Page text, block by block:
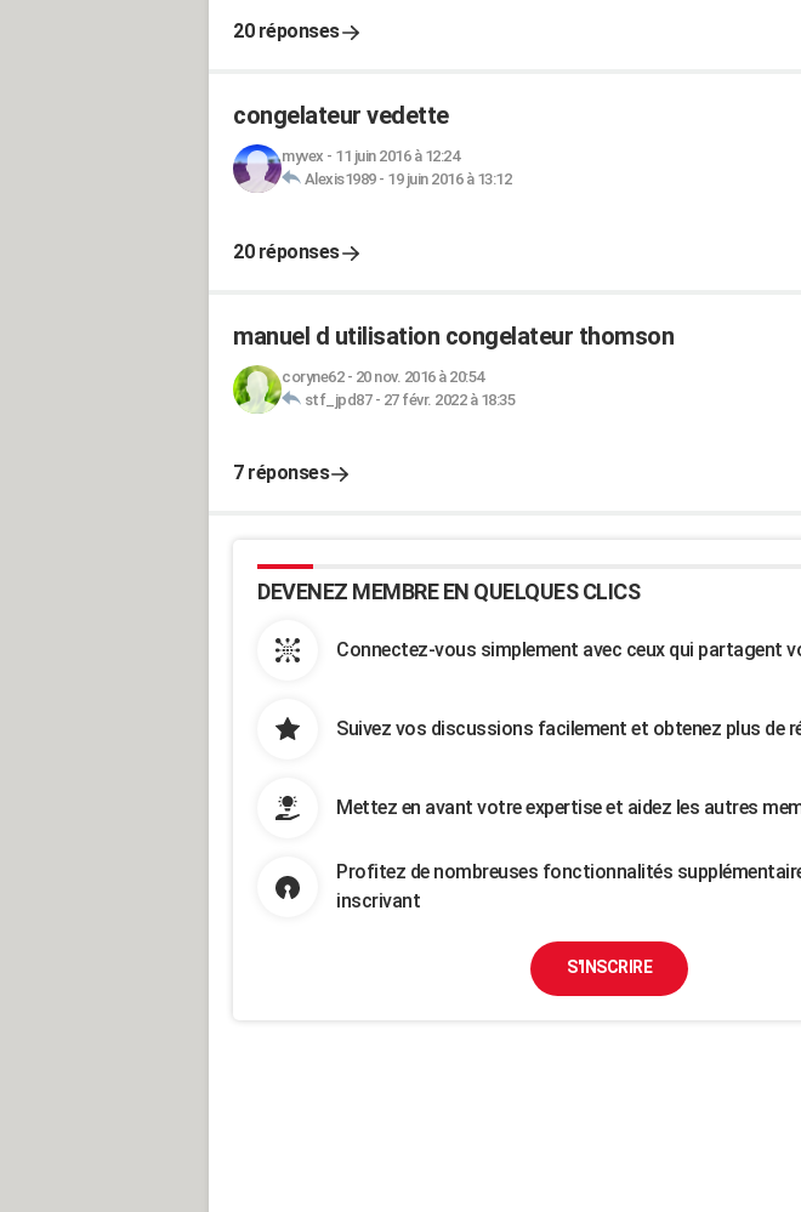
20 réponses
congelateur vedette
myvex - 11 juin 2016 à 12:24
Alexis1989- 19 juin 2016 à 13:12
20 réponses
manuel d utilisation congelateur thomson
coryne62- 20 nov. 2016 à 20:54
stf_jpd87- 27 févr. 2022 à 18:35
7 réponses
DEVENEZ MEMBRE EN QUELQUES CLICS
Connectez-vous simplement avec ceux qui partagent
Suivez vos discussions facilement et obtenez plus de
Mettez en avant votre expertise et aidez les autres
Profitez de nombreuses fonctionnalités
inscrivant
S'INSCRIRE